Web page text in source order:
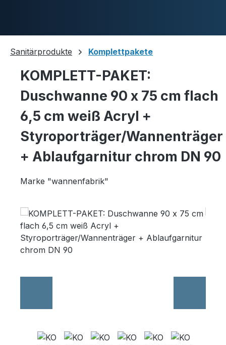
Duschwannen
Ablaufgarnituren
Ultraflache Systeme
Sanitärprodukte Komplettpakete
KOMPLETT-PAKET:
Duschwanne 90 x 75 cm flach
6,5 cm weiß Acryl +
Styroporträger/Wannenträger
+ Ablaufgarnitur chrom DN 90
Marke "wannenfabrik"
Skip image gallery